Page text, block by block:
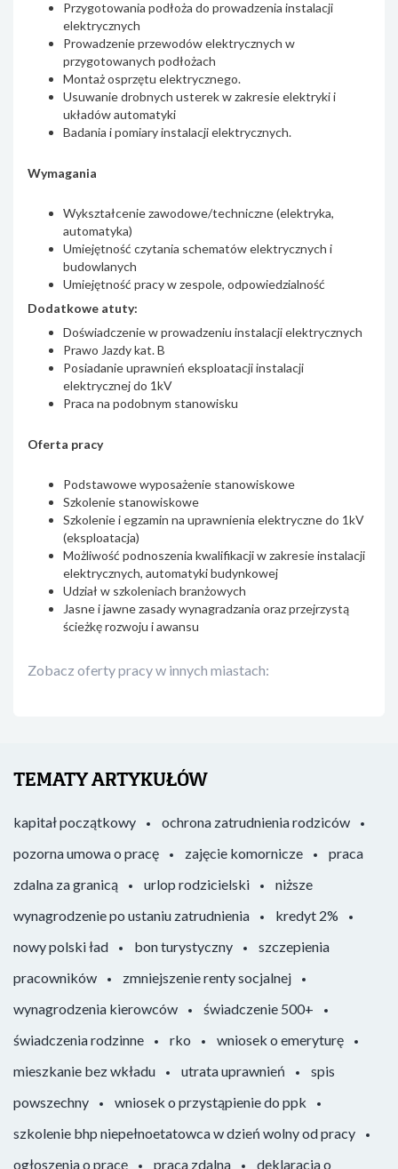
Przygotowania podłoża do prowadzenia instalacji
elektrycznych
Prowadzenie przewodów elektrycznych w
przygotowanych podłożach
Montaż osprzętu elektrycznego.
Usuwanie drobnych usterek w zakresie elektryki i
układów automatyki
Badania i pomiary instalacji elektrycznych.
Wymagania
Wykształcenie zawodowe/techniczne (elektryka,
automatyka)
Umiejętność czytania schematów elektrycznych i
budowlanych
Umiejętność pracy w zespole, odpowiedzialność
Dodatkowe atuty:
Doświadczenie w prowadzeniu instalacji elektrycznych
Prawo Jazdy kat. B
Posiadanie uprawnień eksploatacji instalacji
elektrycznej do 1kV
Praca na podobnym stanowisku
Oferta pracy
Podstawowe wyposażenie stanowiskowe
Szkolenie stanowiskowe
Szkolenie i egzamin na uprawnienia elektryczne do 1kV
(eksploatacja)
Możliwość podnoszenia kwalifikacji w zakresie instalacji
elektrycznych, automatyki budynkowej
Udział w szkoleniach branżowych
Jasne i jawne zasady wynagradzania oraz przejrzystą
ścieżkę rozwoju i awansu
Zobacz oferty pracy w innych miastach:
TEMATY ARTYKUŁÓW
kapitał początkowy
ochrona zatrudnienia rodziców
pozorna umowa o pracę
zajęcie komornicze
praca
zdalna za granicą
urlop rodzicielski
niższe
wynagrodzenie po ustaniu zatrudnienia
kredyt 2%
nowy polski ład
bon turystyczny
szczepienia
pracowników
zmniejszenie renty socjalnej
wynagrodzenia kierowców
świadczenie 500+
świadczenia rodzinne
rko
wniosek o emeryturę
mieszkanie bez wkładu
utrata uprawnień
spis
powszechny
wniosek o przystąpienie do ppk
szkolenie bhp niepełnoetatowca w dzień wolny od pracy
ogłoszenia o pracę
praca zdalna deklaracja o